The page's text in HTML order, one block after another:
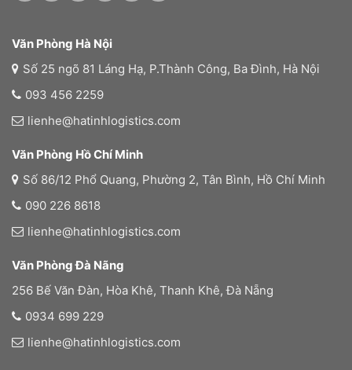
Văn Phòng Hà Nội
Số 25 ngõ 81 Láng Hạ, P.Thành Công, Ba Đình, Hà Nội
093 456 2259
lienhe@hatinhlogistics.com
Văn Phòng Hồ Chí Minh
Số 86/12 Phổ Quang, Phường 2, Tân Bình, Hồ Chí Minh
090 226 8618
lienhe@hatinhlogistics.com
Văn Phòng Đà Nãng
256 Bế Văn Đàn, Hòa Khê, Thanh Khê, Đà Nẵng
0934 699 229
lienhe@hatinhlogistics.com